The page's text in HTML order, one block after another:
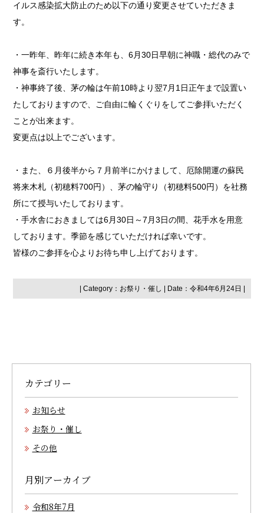
イルス感染拡大防止のため以下の通り変更させていただきま
す。
・一昨年、昨年に続き本年も、6月30日早朝に神職・総代のみで
神事を斎行いたします。
・神事終了後、茅の輪は午前10時より翌7月1日正午まで設置い
たしておりますので、ご自由に輪くぐりをしてご参拝いただく
ことが出来ます。
変更点は以上でございます。
・また、６月後半から７月前半にかけまして、厄除開運の蘇民
将来木札（初穂料700円）、茅の輪守り（初穂料500円）を社務
所にて授与いたしております。
・手水舎におきましては6月30日～7月3日の間、花手水を用意
しております。季節を感じていただければ幸いです。
皆様のご参拝を心よりお待ち申し上げております。
| Category： お祭り・催し | Date：令和4年6月24日 |
カテゴリー
お知らせ
お祭り・催し
その他
月別アーカイブ
令和8年7月